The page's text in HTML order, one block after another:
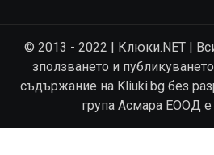
© 2013 - 2022 | Клюки.NET |
зползването и
съдържание на Kliuki.bg без
група Асмара ЕООД е